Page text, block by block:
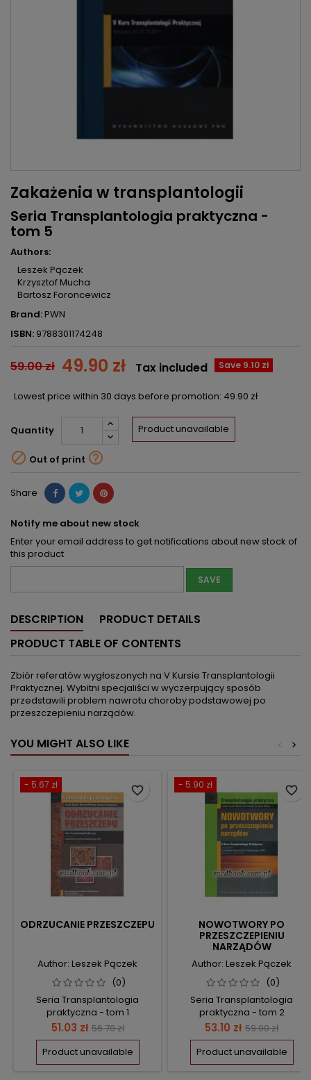
Zakażenia w transplantologii
Seria Transplantologia praktyczna -
tom 5
Authors:
Leszek Pączek
Krzysztof Mucha
Bartosz Foroncewicz
Brand:PWN
ISBN: 9788301174248
59.00 zł 49.90 zł Save 9.10 zł
Tax included
Lowest price within 30 days before promotion: 49.90 zł
Quantity Product unavailable
 Out of print 
Share
Notify me about new stock
Enter your email address to get notifications about new stock of
this product
SAVE
DESCRIPTION
PRODUCT DETAILS
PRODUCT TABLE OF CONTENTS
Zbiór referatów wygłoszonych na V Kursie Transplantologii
Praktycznej. Wybitni specjaliści w wyczerpujący sposób
przedstawili problem nawrotu choroby podstawowej po
przeszczepieniu narządów.
YOU MIGHT ALSO LIKE >
<
- 5.67 zł
ODRZUCANIE PRZESZCZEPU
Author: Leszek Pączek
(0)
Seria Transplantologia
praktyczna - tom 1
Price
51.03 zł Regular
price
56.70 zł
Product unavailable
favorite_border - 5.90 zł
NOWOTWORY PO
PRZESZCZEPIENIU
NARZĄDÓW
Author: Leszek Pączek
(0)
Seria Transplantologia
praktyczna - tom 2
Price
53.10 zł Regular
price
59.00 zł
Product unavailable
favorite_border